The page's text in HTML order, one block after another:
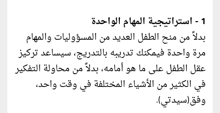
1 - استراتيجية المهام الواحدة
بدلاً من منح الطفل العديد من المسؤوليات والمهام
مرة واحدة فيمكنك تدريبه بالتدريج، سيساعد تركيز
عقل الطفل على ما هو أمامه، بدلاً من محاولة التفكير
في الكثير من الأشياء المختلفة في وقت واحد،
وفق(سيدتي).